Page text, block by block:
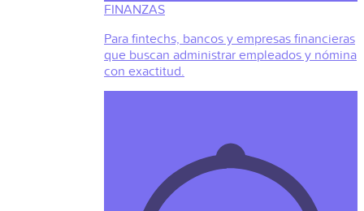
FINANZAS
Para fintechs, bancos y empresas financieras
que buscan administrar empleados y nómina
con exactitud.